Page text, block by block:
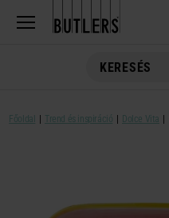
Főoldal Trend és inspiráció Dolce Vita